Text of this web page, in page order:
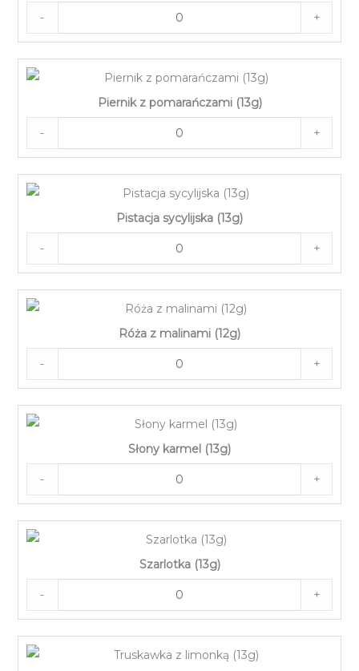
- +
Piernik z pomarańczami (13g)
- +
Pistacja sycylijska (13g)
- +
Róża z malinami (12g)
- +
Słony karmel (13g)
- +
Szarlotka (13g)
- +